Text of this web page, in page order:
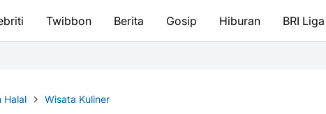
Twibbon Berita Gosip Hiburan BRI Liga
Halal Wisata Kuliner